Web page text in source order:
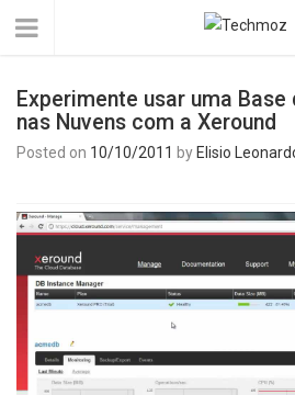
Experimente usar uma Base
nas Nuvens com a Xeround
Posted on 10/10/2011 by Elisio